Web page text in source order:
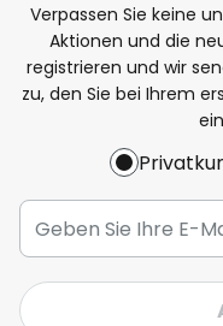
Verpassen Sie keine
Aktionen und die
registrieren und wir
zu, den Sie bei Ihrem